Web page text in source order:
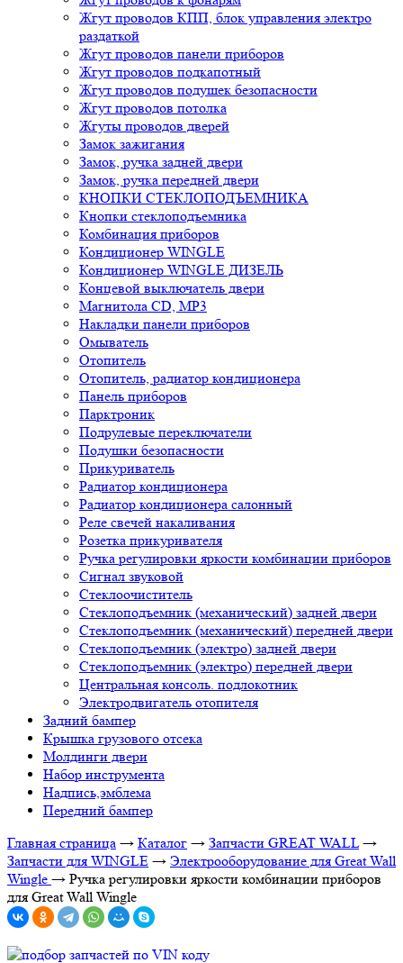
Жгут проводов КПП, блок управления электро
раздаткой
Жгут проводов панели приборов
Жгут проводов подкапотный
Жгут проводов подушек безопасности
Жгут проводов потолка
Жгуты проводов дверей
Замок зажигания
Замок, ручка задней двери
Замок, ручка передней двери
КНОПКИ СТЕКЛОПОДЪЕМНИКА
Кнопки стеклоподъемника
Комбинация приборов
Кондиционер WINGLE
Кондиционер WINGLE ДИЗЕЛЬ
Концевой выключатель двери
Магнитола CD, MP3
Накладки панели приборов
Омыватель
Отопитель
Отопитель, радиатор кондиционера
Панель приборов
Парктроник
Подрулевые переключатели
Подушки безопасности
Прикуриватель
Радиатор кондиционера
Радиатор кондиционера салонный
Реле свечей накаливания
Розетка прикуривателя
Ручка регулировки яркости комбинации приборов
Сигнал звуковой
Стеклоочиститель
Стеклоподъемник (механический) задней двери
Стеклоподъемник (механический) передней двери
Стеклоподъемник (электро) задней двери
Стеклоподъемник (электро) передней двери
Центральная консоль. подлокотник
Электродвигатель отопителя
Задний бампер
Крышка грузового отсека
Молдинги двери
Набор инструмента
Надпись,эмблема
Передний бампер
Главная страница → Каталог → Запчасти GREAT WALL→
Запчасти для WINGLE → Электрооборудование для Great Wall
Wingle → Ручка регулировки яркости комбинации приборов
для Great Wall Wingle